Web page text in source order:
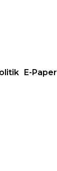
E-Paper